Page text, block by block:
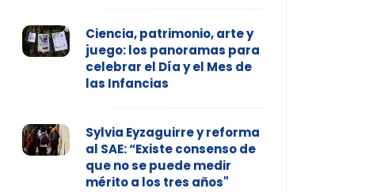
Ciencia, patrimonio, arte y
juego: los panoramas para
celebrar el Día y el Mes de
las Infancias
Sylvia Eyzaguirre y reforma
al SAE: “Existe consenso de
que no se puede medir
mérito a los tres años"